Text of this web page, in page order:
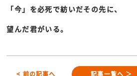
「今」を必死で紡いだその先に、
望んだ君がいる。
< 前の記事へ 記事一覧へ ＞